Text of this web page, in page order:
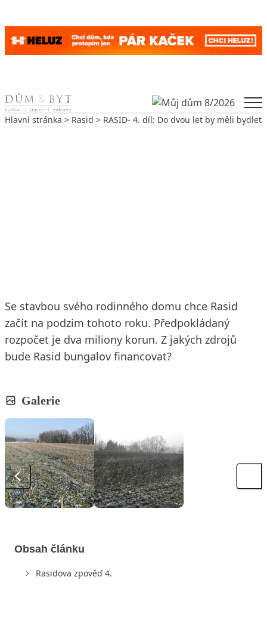
Skip to content
Hlavní stránka > Rasid > RASID- 4. díl: Do dvou let by měli bydlet
Se stavbou svého rodinného domu chce Rasid
začít na podzim tohoto roku. Předpokládaný
rozpočet je dva miliony korun. Z jakých zdrojů
bude Rasid bungalov financovat?
Galerie
Obsah článku
Rasidova zpověď 4.